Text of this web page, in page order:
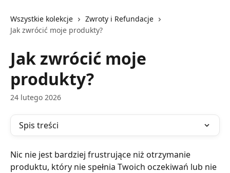
Wszystkie kolekcje
Zwroty i Refundacje
Jak zwrócić moje produkty?
Jak zwrócić moje
produkty?
24 lutego 2026
Spis treści
Nic nie jest bardziej frustrujące niż otrzymanie
produktu, który nie spełnia Twoich oczekiwań lub nie